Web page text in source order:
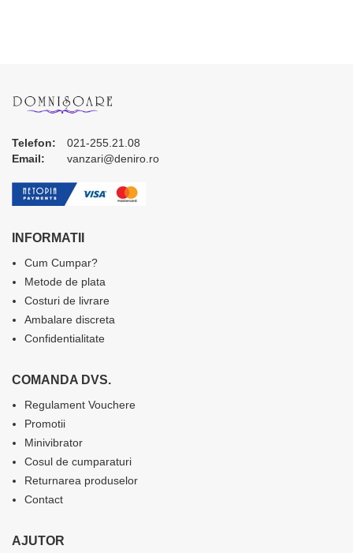
Telefon:
021-255.21.08
Email:
vanzari@deniro.ro
INFORMATII
Cum Cumpar?
Metode de plata
Costuri de livrare
Ambalare discreta
Confidentialitate
COMANDA DVS.
Regulament Vouchere
Promotii
Minivibrator
Cosul de cumparaturi
Returnarea produselor
Contact
AJUTOR